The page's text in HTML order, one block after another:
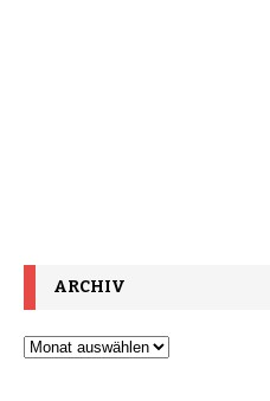
ARCHIV